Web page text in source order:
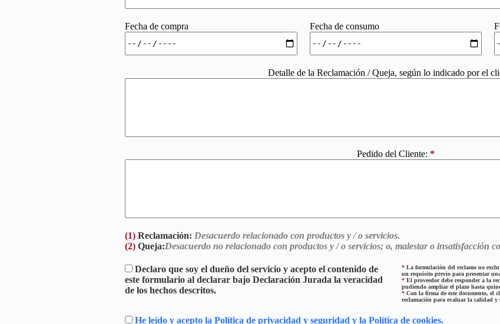
Fecha de compra Fecha de consumo
Detalle de la Reclamación / Queja, según lo indicado por el
Pedido del Cliente: *
(1) Reclamación: Desacuerdo relacionado con productos y / o servicios.
(2) Queja:Desacuerdo no relacionado con productos y / o servicios; o, malestar o insatisfacción
Declaro que soy el dueño del servicio y acepto el contenido de
este formulario al declarar bajo Declaración Jurada la veracidad
de los hechos descritos.
* La formulación del reclamo no
un requisito previo para presentar
* El proveedor debe responder a la
pudiendo ampliar el plazo hasta
* Con la firma de este documento, el
reclamación para evaluar la calidad y
He leído y acepto la Política de privacidad y seguridad y la Política de cookies.